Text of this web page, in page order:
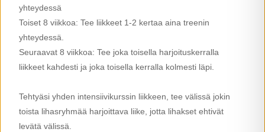
yhteydessä
Toiset 8 viikkoa: Tee liikkeet 1-2 kertaa aina treenin
yhteydessä.
Seuraavat 8 viikkoa: Tee joka toisella harjoituskerralla
liikkeet kahdesti ja joka toisella kerralla kolmesti läpi.
Tehtyäsi yhden intensiivikurssin liikkeen, tee välissä jokin
toista lihasryhmää harjoittava liike, jotta lihakset ehtivät
levätä välissä.